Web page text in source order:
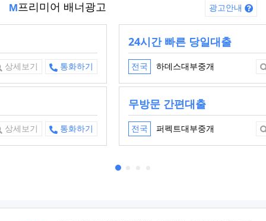
M프리미어 배너광고 광고안내
전국 하데스대부중개 상세보기 통화하기
전국 퍼펙트대부중개 상세보기 통화하기